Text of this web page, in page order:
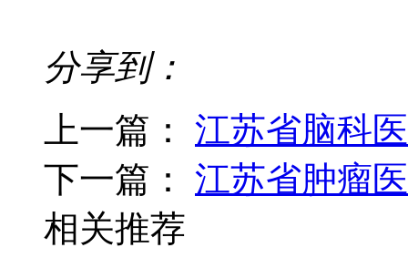
分享到：
上一篇： 江苏省脑科
下一篇： 江苏省肿瘤
相关推荐